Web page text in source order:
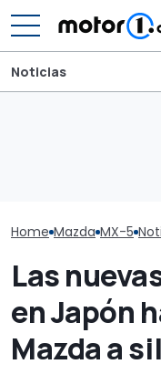
Noticias
Home Mazda MX-5
Las
en Japón
Mazda a